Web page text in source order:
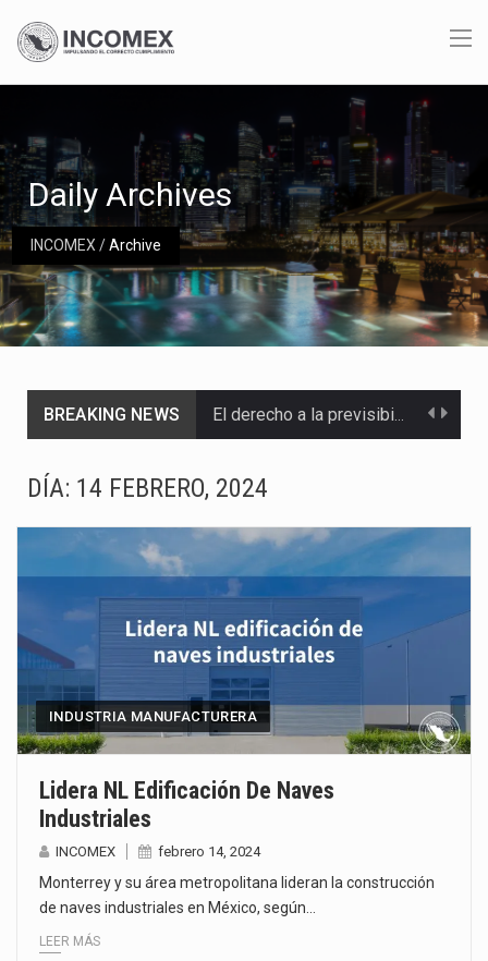
INCOMEX/Archive
Daily Archives
BREAKING NEWS El derecho a la previsibilidad de los horarios de trabajo en turnos rotativos podría ser…
DÍA: 14 FEBRERO, 2024
INDUSTRIA MANUFACTURERA
Lidera NL Edificación De Naves
Industriales
INCOMEX febrero 14, 2024
Monterrey y su área metropolitana lideran la construcción
de naves industriales en México, según…
LEER MÁS